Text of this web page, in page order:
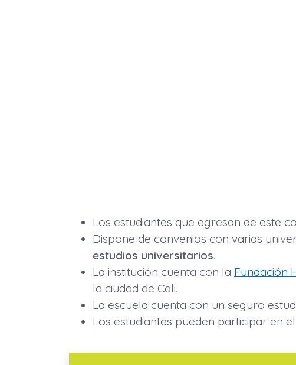
Los estudiantes que egresan de este
Dispone de convenios con varias
estudios universitarios.
La institución cuenta con la Fundación
la ciudad de Cali.
La escuela cuenta con un seguro
Los estudiantes pueden participar en